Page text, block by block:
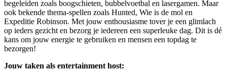
begeleiden zoals boogschieten, bubbelvoetbal en lasergamen. Maar
ook bekende thema-spellen zoals Hunted, Wie is de mol en
Expeditie Robinson. Met jouw enthousiasme tover je een glimlach
op ieders gezicht en bezorg je iedereen een superleuke dag. Dit is dé
kans om jouw energie te gebruiken en mensen een topdag te
bezorgen!
Jouw taken als entertainment host: